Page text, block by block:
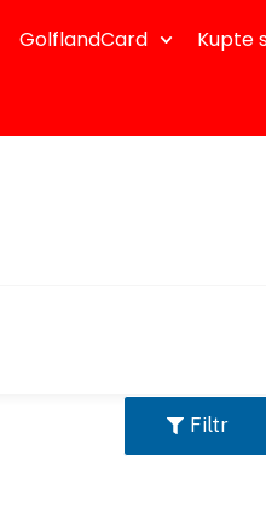
GolflandCard Kupte
Filtr